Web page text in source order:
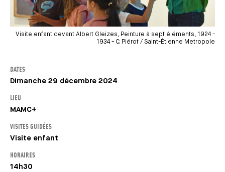
Visite enfant devant Albert Gleizes, Peinture à sept éléments, 1924 -
1934 - C. Piérot / Saint-Étienne Metropole
DATES
Dimanche 29 décembre 2024
LIEU
MAMC+
VISITES GUIDÉES
Visite enfant
HORAIRES
14h30